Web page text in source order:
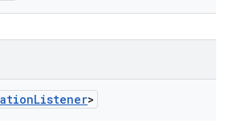
Listener>